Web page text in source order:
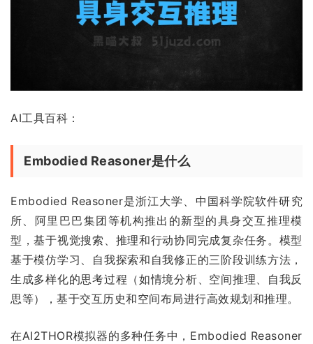
AI工具百科：
Embodied Reasoner是什么
Embodied Reasoner是浙江大学、中国科学院软件研究
所、阿里巴巴集团等机构推出的新型的具身交互推理模
型，基于视觉搜索、推理和行动协同完成复杂任务。模型
基于模仿学习、自我探索和自我修正的三阶段训练方法，
生成多样化的思考过程（如情境分析、空间推理、自我反
思等），基于交互历史和空间布局进行高效规划和推理。
在AI2THOR模拟器的多种任务中，Embodied Reasoner